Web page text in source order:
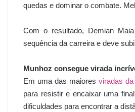
quedas e dominar o combate.
Com o resultado, Demian
sequência da carreira e deve
Munhoz consegue virada
Em uma das maioresviradas
para resistir e encaixar uma
dificuldades para encontrar a